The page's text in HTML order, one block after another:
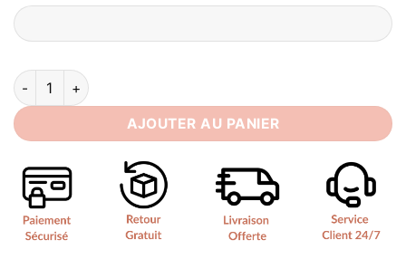
quantité de Robe de Mariée Bustier Sirène
AJOUTER AU PANIER